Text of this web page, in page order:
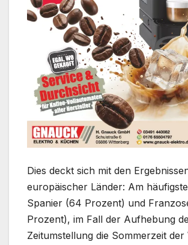
Dies deckt sich mit den
europäischer Länder: Am
Spanier (64 Prozent) und
Prozent), im Fall der Aufhebung
Zeitumstellung die Sommerzeit der